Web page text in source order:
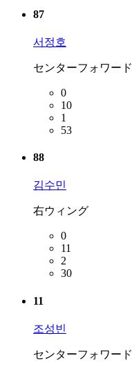
87
서정호
センターフォワード
0
10
1
53
88
김수민
右ウィング
0
11
2
30
11
조성빈
センターフォワード